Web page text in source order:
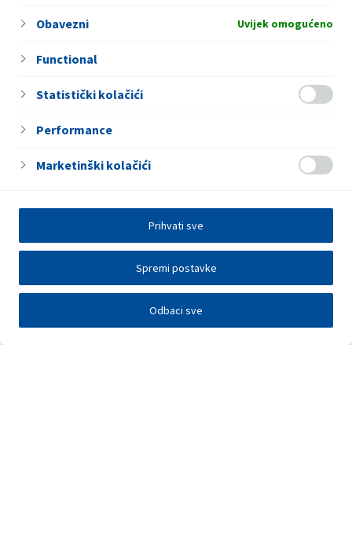
Obavezni Uvijek omogućeno
Functional
Statistički kolačići
Performance
Marketinški kolačići
Odbaci sve
Spremi postavke
Prihvati sve